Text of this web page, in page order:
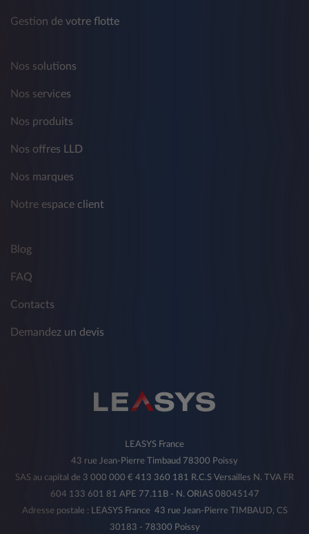
Gestion de votre flotte
Nos solutions
Nos services
Nos produits
Nos offres LLD
Nos marques
Notre espace client
Blog
FAQ
Contacts
Demandez un devis
LEASYS France
43 rue Jean-Pierre Timbaud 78300 Poissy
SAS au capital de 3 000 000 € 413 360 181 R.C.S Versailles N. TVA FR
604 133 601 81 APE 77.11B - N. ORIAS 08045147
Adresse postale : LEASYS France 43 rue Jean-Pierre TIMBAUD, CS
30183 - 78300 Poissy